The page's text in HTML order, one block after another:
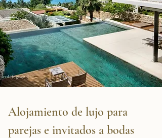
Alojamiento de lujo para
parejas e invitados a bodas